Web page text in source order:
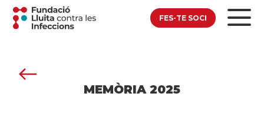
FES-TE SOCI
MEMÒRIA 2025